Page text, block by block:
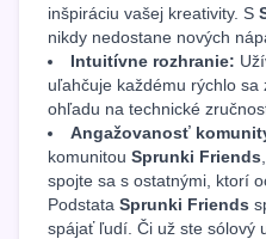
inšpiráciu vašej kreativity. S
nikdy nedostane nových
Intuitívne rozhranie:
uľahčuje každému rýchlo
ohľadu na technické
Angažovanosť
komunitou Sprunki Friends
spojte sa s ostatnými, ktorí
Podstata Sprunki Friends
spájať ľudí. Či už ste sólový